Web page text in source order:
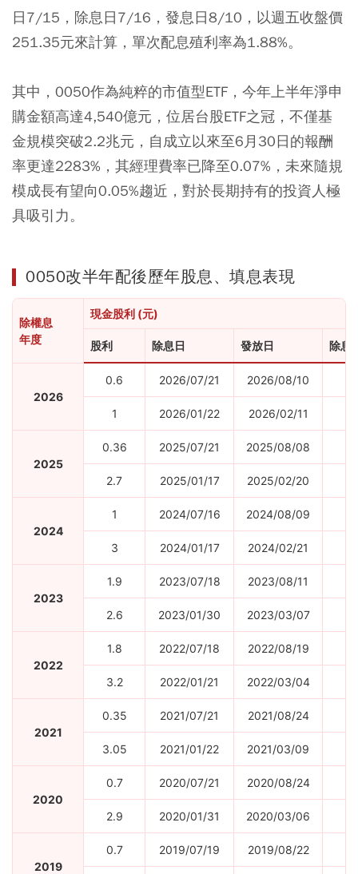
日7/15，除息日7/16，發息日8/10，以週五收盤價
251.35元來計算，單次配息殖利率為1.88%。
其中，0050作為純粹的市值型ETF，今年上半年淨申
購金額高達4,540億元，位居台股ETF之冠，不僅基
金規模突破2.2兆元，自成立以來至6月30日的報酬
率更達2283%，其經理費率已降至0.07%，未來隨規
模成長有望向0.05%趨近，對於長期持有的投資人極
具吸引力。
0050改半年配後歷年股息、填息表現
除權息
年度
現金股利 (元)
股利 除息日 發放日 除息
2026
0.6 2026/07/21 2026/08/10
1 2026/01/22 2026/02/11
2025
0.36 2025/07/21 2025/08/08
2.7 2025/01/17 2025/02/20
2024
1 2024/07/16 2024/08/09
3 2024/01/17 2024/02/21
2023
1.9 2023/07/18 2023/08/11
2.6 2023/01/30 2023/03/07
2022
1.8 2022/07/18 2022/08/19
3.2 2022/01/21 2022/03/04
2021
0.35 2021/07/21 2021/08/24
3.05 2021/01/22 2021/03/09
2020
0.7 2020/07/21 2020/08/24
2.9 2020/01/31 2020/03/06
2019
0.7 2019/07/19 2019/08/22